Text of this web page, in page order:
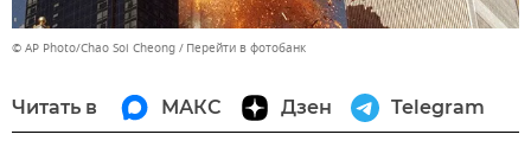
© AP Photo/Chao Soi Cheong Перейти в фотобанк
Читать в МАКС Дзен Telegram